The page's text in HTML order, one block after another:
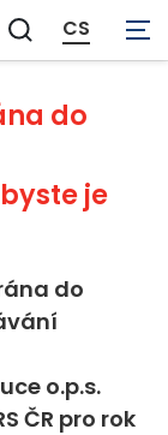
Zobrazit
vyhledávání
CS
do
je
do
o.p.s.
ČR pro rok